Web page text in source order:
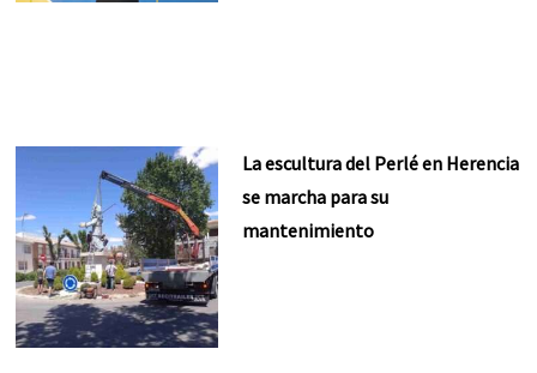
La escultura del Perlé en Herencia
se marcha para su
mantenimiento